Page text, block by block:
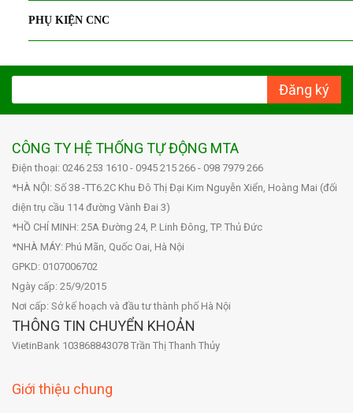
PHỤ KIỆN CNC
Đăng ký
CÔNG TY HỆ THỐNG TỰ ĐỘNG MTA
Điện thoại: 0246 253 1610 - 0945 215 266 - 098 7979 266
*HÀ NỘI: Số 38 -TT6.2C Khu Đô Thị Đại Kim Nguyễn Xiển, Hoàng Mai (đối
diện trụ cầu 114 đường Vành Đai 3)
*HỒ CHÍ MINH: 25A Đường 24, P. Linh Đông, TP. Thủ Đức
*NHÀ MÁY: Phú Mãn, Quốc Oai, Hà Nội
GPKD: 0107006702
Ngày cấp: 25/9/2015
Nơi cấp: Sở kế hoạch và đầu tư thành phố Hà Nội
THÔNG TIN CHUYỂN KHOẢN
VietinBank 103868843078 Trần Thị Thanh Thủy
Giới thiệu chung